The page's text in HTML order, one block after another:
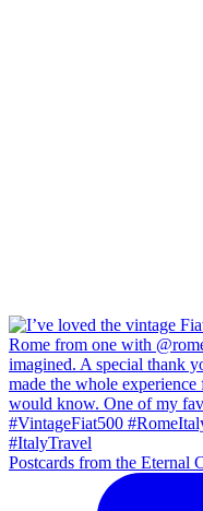
Postcards from the